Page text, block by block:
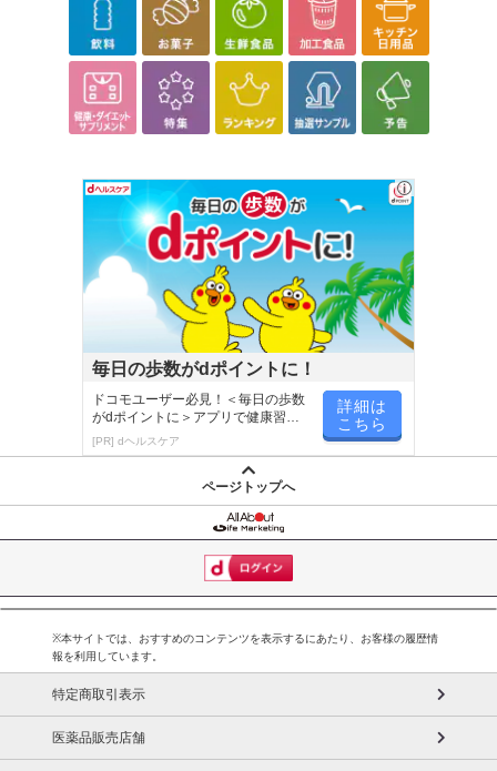
【ポイント1】北海道産小麦使用
北海道産小麦を使用することで、生地から小麦本来の豊かな香りが
膨張剤を使わずしっとりやわらかな食感に仕上げているため、表面
のアーモンド層はサクッと香ばしく、お口の中で2層目のビスケット
生地がほわほわとほどけて絶妙にマッチ。
毎日の歩数がdポイントに！
ドコモユーザー必見！＜毎日の歩数
がdポイントに＞アプリで健康習慣
が楽しく続く
[PR] dヘルスケア
詳細は
こちら
ページトップへ
※本サイトでは、おすすめのコンテンツを表示するにあたり、お客様の履歴情
報を利用しています。
特定商取引表示
医薬品販売店舗